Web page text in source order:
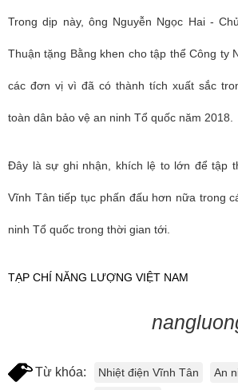
Trong dịp này, ông Nguyễn Ngọc Hai -
Thuận tặng Bằng khen cho tập thể Công ty
các đơn vị vì đã có thành tích xuất sắc
toàn dân bảo vệ an ninh Tổ quốc năm 2018.
Đây là sự ghi nhận, khích lệ to lớn để tập
Vĩnh Tân tiếp tục phấn đấu hơn nữa trong
ninh Tổ quốc trong thời gian tới.
TẠP CHÍ NĂNG LƯỢNG VIỆT NAM
Từ khóa: Nhiệt điện Vĩnh Tân
An